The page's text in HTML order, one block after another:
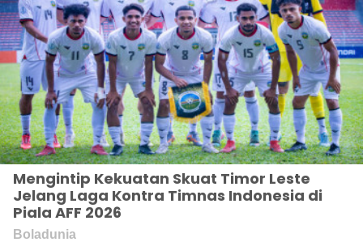
Mengintip Kekuatan Skuat Timor Leste
Jelang Laga Kontra Timnas Indonesia di
Piala AFF 2026
Boladunia